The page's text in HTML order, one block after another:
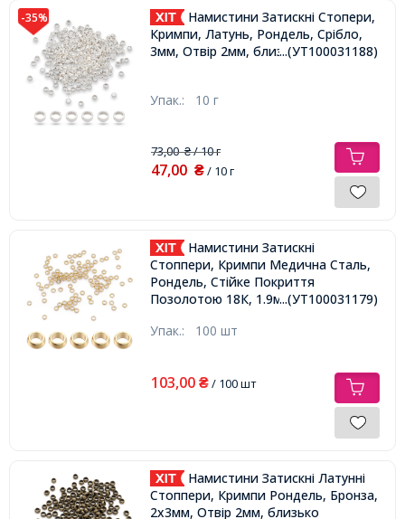
-35%
Намистини Затискні Стопери,
Кримпи, Латунь, Рондель, Срібло,
3мм, Отвір 2мм, близько 195шт/10г,
...(УТ100031188)
Упак.: 10 г
73,00₴/ 10 г
47,00 ₴/ 10 г
Намистини Затискні
Стоппери, Кримпи Медична Сталь,
Рондель, Стійке Покриття
Позолотою 18К, 1.9мм, Отвір 1мм,
...(УТ100031179)
Упак.: 100 шт
103,00 ₴/ 100 шт
Намистини Затискні Латунні
Стоппери, Кримпи Рондель, Бронза,
2х3мм, Отвір 2мм, близько